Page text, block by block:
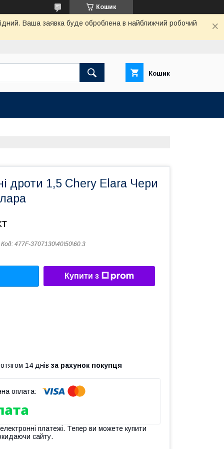
Кошик
Ваша заявка буде оброблена в найближчий робочий
Кошик
дроти 1,5 Chery Elara Чери
Код: 477F-3707130\40\50\60.3
Купити з
14 днів за рахунок покупця
платежі. Тепер ви можете купити
сайту.